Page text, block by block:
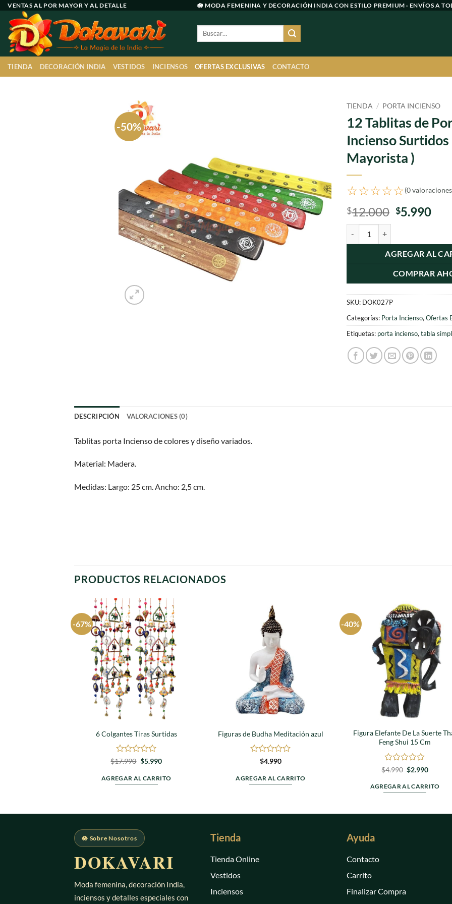
contenido
VENTAS AL POR MAYOR Y AL DETALLE 🪷 MODA FEMENINA Y DECORACIÓN INDIA CON ESTILO PREMIUM · ENVÍOS A
Buscar
TIENDA DECORACIÓN INDIA VESTIDOS INCIENSOS OFERTAS EXCLUSIVAS CONTACTO
-50%
TIENDA / PORTA INCIENSO
12 Tablitas de
Incienso Surtidos
Mayorista )
☆☆☆☆☆(0
$12.000 El
era:
$12.000.
$5.990El
es:
AGREGAR AL
COMPRAR
SKU: DOK027P
Categorías: Porta Incienso, Ofertas
Etiquetas: porta incienso, tabla
DESCRIPCIÓN VALORACIONES (0)
Tablitas porta Incienso de colores y diseño variados.
Material: Madera.
Medidas: Largo: 25 cm. Ancho: 2,5 cm.
PRODUCTOS RELACIONADOS
-67%
Agregar
favoritos
6 Colgantes Tiras Surtidas
Valorado
0
de
$17.990 El
original
era:
$5.990El
actual
es:
AGREGAR AL CARRITO
Figuras de Budha Meditación azul
Valorado
0
de
$4.990
AGREGAR AL CARRITO
-40%
Figura Elefante De La Suerte
Feng Shui 15 Cm
Valorado
0
de
$4.990 El
original
era:
$2.990El
actual
es:
AGREGAR AL CARRITO
🪷 Sobre Nosotros
DOKAVARI
Moda femenina, decoración India,
inciensos y detalles especiales con
Tienda
Tienda Online
Vestidos
Inciensos
Ayuda
Contacto
Carrito
Finalizar Compra